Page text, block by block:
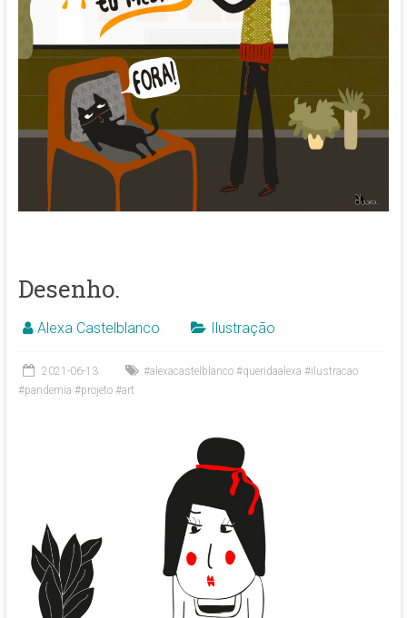
Desenho.
Alexa Castelblanco Ilustração
2021-06-13
#alexacastelblanco #queridaalexa #ilustracao
#pandemia #projeto #art